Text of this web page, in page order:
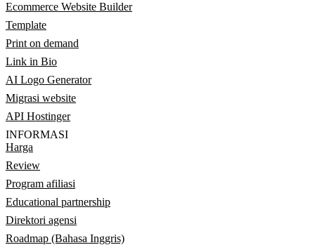
Ecommerce Website Builder
Template
Print on demand
Link in Bio
AI Logo Generator
Migrasi website
API Hostinger
INFORMASI
Harga
Review
Program afiliasi
Educational partnership
Direktori agensi
Roadmap (Bahasa Inggris)